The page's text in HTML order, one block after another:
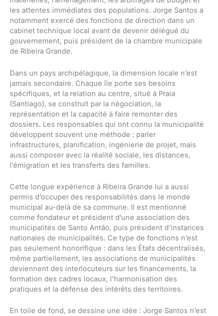
les attentes immédiates des populations. Jorge Santos a
notamment exercé des fonctions de direction dans un
cabinet technique local avant de devenir délégué du
gouvernement, puis président de la chambre municipale
de Ribeira Grande.
Dans un pays archipélagique, la dimension locale n’est
jamais secondaire. Chaque île porte ses besoins
spécifiques, et la relation au centre, situé à Praia
(Santiago), se construit par la négociation, la
représentation et la capacité à faire remonter des
dossiers. Les responsables qui ont connu la municipalité
développent souvent une méthode : parler
infrastructures, planification, ingénierie de projet, mais
aussi composer avec la réalité sociale, les distances,
l’émigration et les transferts des familles.
Cette longue expérience à Ribeira Grande lui a aussi
permis d’occuper des responsabilités dans le monde
municipal au-delà de sa commune. Il est mentionné
comme fondateur et président d’une association des
municipalités de Santo Antão, puis président d’instances
nationales de municipalités. Ce type de fonctions n’est
pas seulement honorifique : dans les États décentralisés,
même partiellement, les associations de municipalités
deviennent des interlocuteurs sur les financements, la
formation des cadres locaux, l’harmonisation des
pratiques et la défense des intérêts des territoires.
En toile de fond, se dessine une idée : Jorge Santos n’est